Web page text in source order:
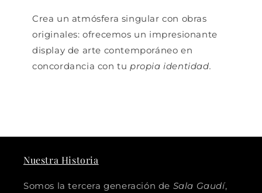
Crea un atmósfera singular con obras
originales: ofrecemos un impresionante
display de arte contemporáneo en
concordancia con tu propia identidad.
Nuestra Historia
Somos la tercera generación de Sala Gaudí,